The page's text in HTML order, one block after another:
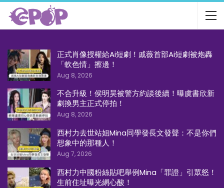
正式肖像授權給Ai短劇！戚薇首部Ai短劇被炮轟
「軟色情」擦邊！
Aug 8, 2026
不合升級！侯明昊被警方約談後續！曝虞書欣新
劇換男主正式停拍！
Aug 8, 2026
西村力去世站姐Mina同學發長文發聲：不是你們
想象中的那種人！
Aug 7, 2026
西村力中國粉絲貼吧舉例Mina「罪證」引眾怒！
生前住址曝光網心酸！